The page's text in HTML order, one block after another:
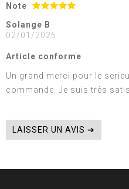
Note
Solange B
02/01/2026
Article conforme
Un grand merci pour le
commande. Je suis très
LAISSER UN AVIS ➔